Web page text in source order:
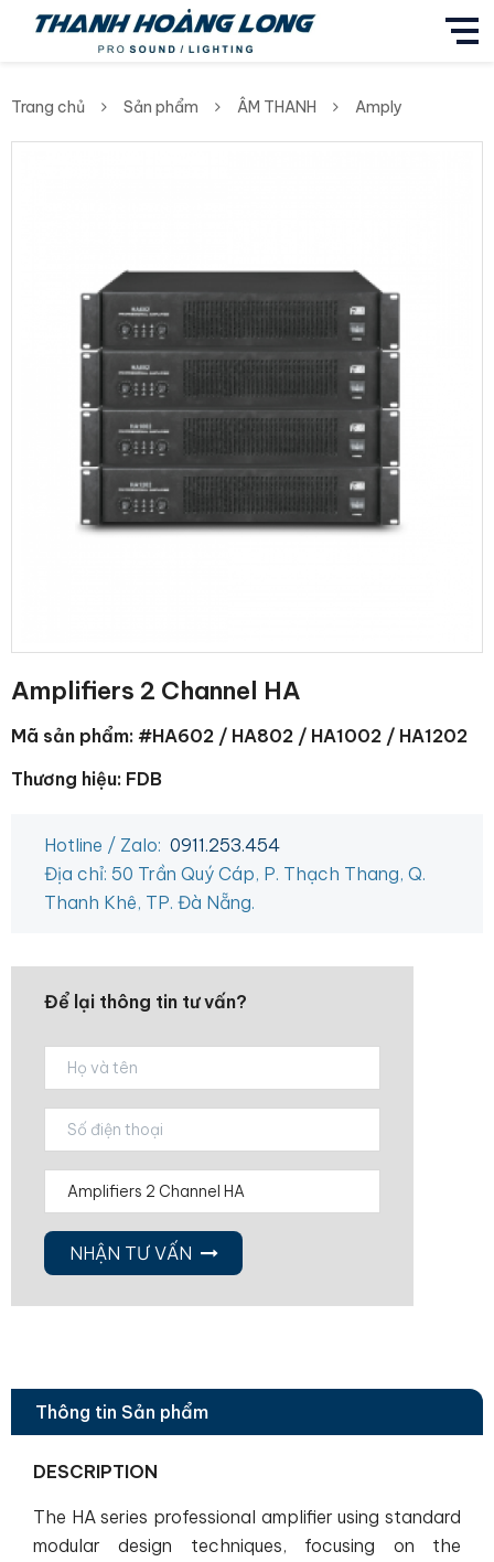
Trang chủ Sản phẩm ÂM THANH Amply
Amplifiers 2 Channel HA
Mã sản phẩm: #HA602 / HA802 / HA1002 / HA1202
Thương hiệu: FDB
Hotline / Zalo: 0911.253.454
Địa chỉ: 50 Trần Quý Cáp, P. Thạch Thang, Q.
Thanh Khê, TP. Đà Nẵng.
Để lại thông tin tư vấn?
NHẬN TƯ VẤN
Thông tin Sản phẩm
DESCRIPTION
The HA series professional amplifier using standard
modular design techniques, focusing on the